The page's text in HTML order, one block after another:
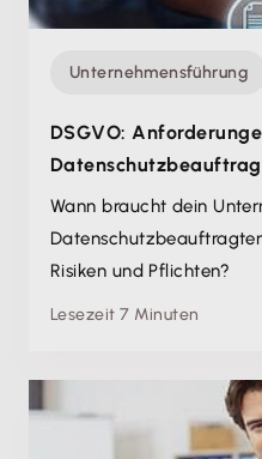
Unternehmensführung
DSGVO:
Wann braucht dein
Risiken und Pflichten?
Lesezeit 7 Minuten